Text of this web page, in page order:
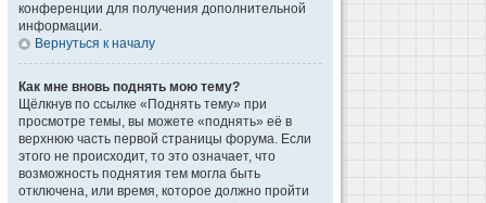
конференции для получения дополнительной
информации.
Вернуться к началу
Как мне вновь поднять мою тему?
Щёлкнув по ссылке «Поднять тему» при
просмотре темы, вы можете «поднять» её в
верхнюю часть первой страницы форума. Если
этого не происходит, то это означает, что
возможность поднятия тем могла быть
отключена, или время, которое должно пройти